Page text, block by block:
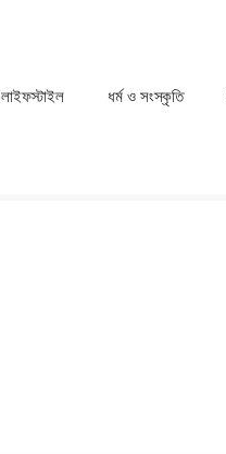
লাইফস্টাইল ধর্ম ও সংস্কৃতি